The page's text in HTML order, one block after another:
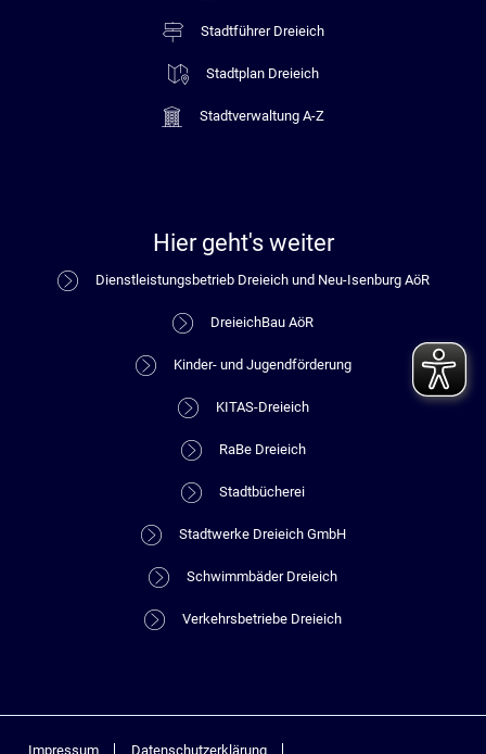
Stadtführer Dreieich
Stadtplan Dreieich
Stadtverwaltung A-Z
Hier geht's weiter
Dienstleistungsbetrieb Dreieich und Neu-Isenburg AöR
DreieichBau AöR
Kinder- und Jugendförderung
KITAS-Dreieich
RaBe Dreieich
Stadtbücherei
Stadtwerke Dreieich GmbH
Schwimmbäder Dreieich
Verkehrsbetriebe Dreieich
Impressum Datenschutzerklärung